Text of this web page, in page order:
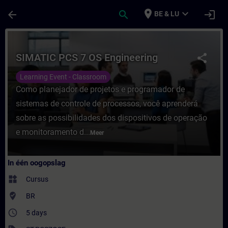
arrow_back search place BE & LU expand_more login
Cursus - SIMATIC PCS 7 OS
share
SIMATIC PCS 7 OS Engineering
Learning Event - Classroom
Como planejador de projetos e programador de
sistemas de controle de processos, você aprenderá
sobre as possibilidades dos dispositivos de operação
e monitoramento d... Meer
In één oogopslag
widgets Cursus
where_to_vote BR
access_time 5 days